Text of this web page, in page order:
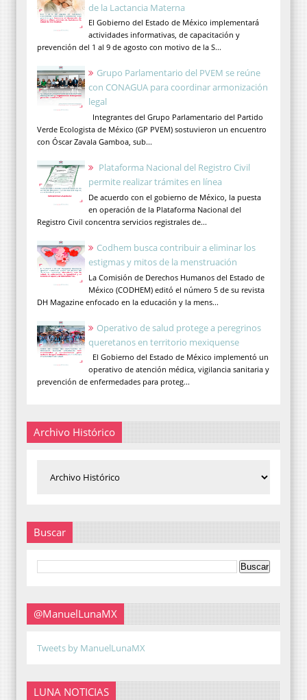
de la Lactancia Materna
El Gobierno del Estado de México implementará
actividades informativas, de capacitación y
prevención del 1 al 9 de agosto con motivo de la S...
Grupo Parlamentario del PVEM se reúne
con CONAGUA para coordinar armonización
legal
Integrantes del Grupo Parlamentario del Partido
Verde Ecologista de México (GP PVEM) sostuvieron un encuentro
con Óscar Zavala Gamboa, sub...
Plataforma Nacional del Registro Civil
permite realizar trámites en línea
De acuerdo con el gobierno de México, la puesta
en operación de la Plataforma Nacional del
Registro Civil concentra servicios registrales de...
Codhem busca contribuir a eliminar los
estigmas y mitos de la menstruación
La Comisión de Derechos Humanos del Estado de
México (CODHEM) editó el número 5 de su revista
DH Magazine enfocado en la educación y la mens...
Operativo de salud protege a peregrinos
queretanos en territorio mexiquense
El Gobierno del Estado de México implementó un
operativo de atención médica, vigilancia sanitaria y
prevención de enfermedades para proteg...
Archivo Histórico
Buscar
@ManuelLunaMX
Tweets by ManuelLunaMX
LUNA NOTICIAS